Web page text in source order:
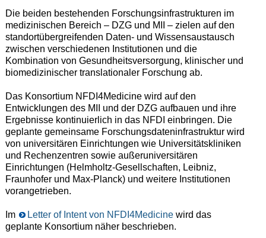
Die beiden bestehenden Forschungsinfrastrukturen im
medizinischen Bereich – DZG und MII – zielen auf den
standortübergreifenden Daten- und Wissensaustausch
zwischen verschiedenen Institutionen und die
Kombination von Gesundheitsversorgung, klinischer und
biomedizinischer translationaler Forschung ab.
Das Konsortium NFDI4Medicine wird auf den
Entwicklungen des MII und der DZG aufbauen und ihre
Ergebnisse kontinuierlich in das NFDI einbringen. Die
geplante gemeinsame Forschungsdateninfrastruktur wird
von universitären Einrichtungen wie Universitätskliniken
und Rechenzentren sowie außeruniversitären
Einrichtungen (Helmholtz-Gesellschaften, Leibniz,
Fraunhofer und Max-Planck) und weitere Institutionen
vorangetrieben.
Im Letter of Intent von NFDI4Medicinewird das
geplante Konsortium näher beschrieben.